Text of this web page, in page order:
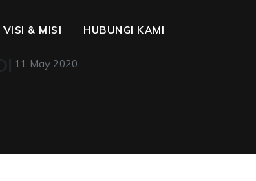
VISI & MISI HUBUNGI KAMI
11 May 2020